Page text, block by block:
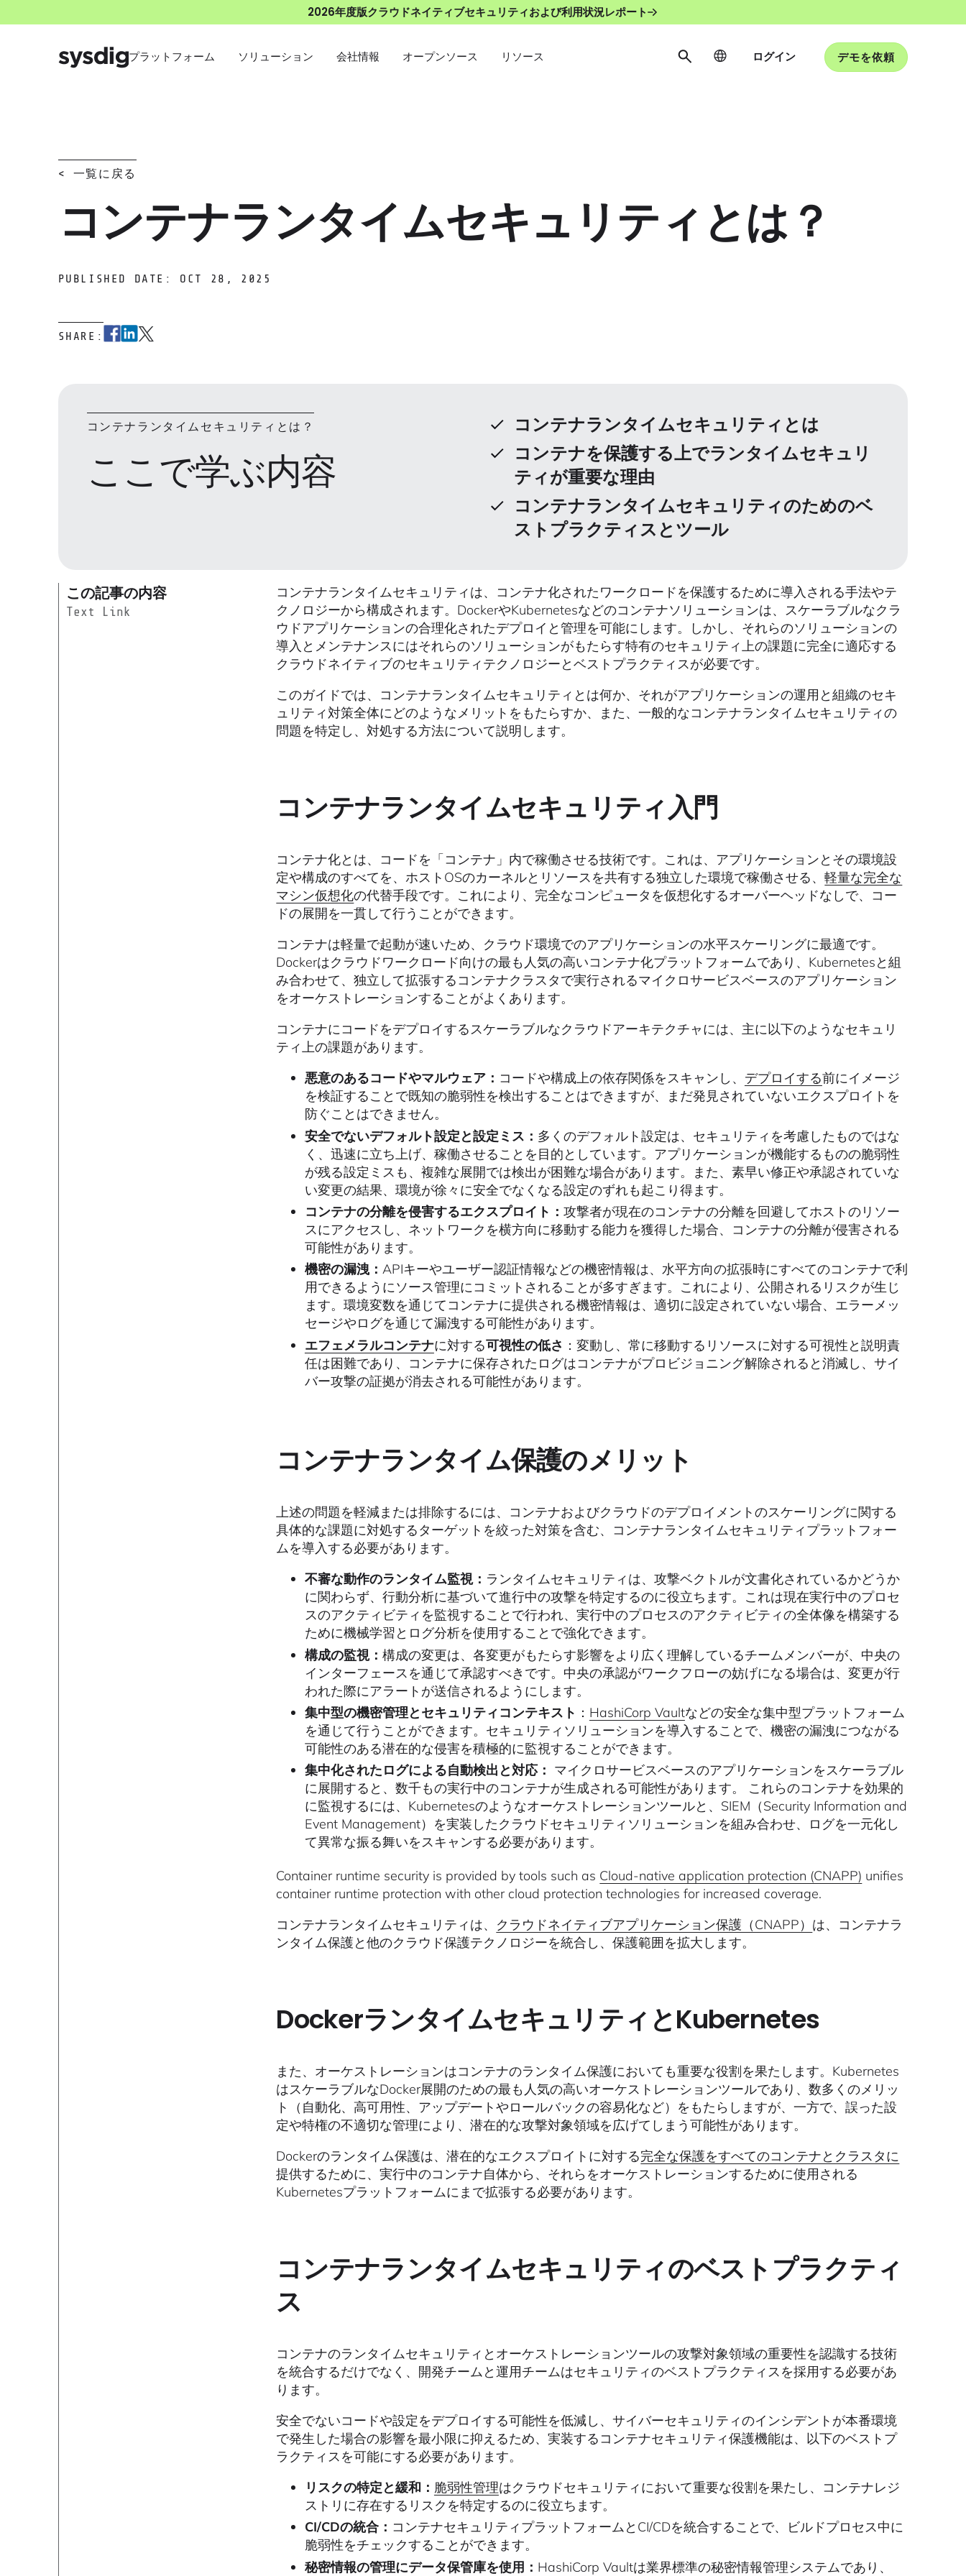
2026年度版クラウドネイティブセキュリティおよび利用状況レポート
プラットフォーム ソリューション 会社情報 オープンソース リソース ログイン デモを依頼
< 一覧に戻る
コンテナランタイムセキュリティとは？
PUBLISHED DATE: OCT 28, 2025
SHARE:
コンテナランタイムセキュリティとは？
ここで学ぶ内容
コンテナランタイムセキュリティとは
コンテナを保護する上でランタイムセキュリ
ティが重要な理由
コンテナランタイムセキュリティのためのベ
ストプラクティスとツール
この記事の内容
Text Link
コンテナランタイムセキュリティは、コンテナ化されたワークロードを保護するために導入される手法やテ
クノロジーから構成されます。DockerやKubernetesなどのコンテナソリューションは、スケーラブルなクラ
ウドアプリケーションの合理化されたデプロイと管理を可能にします。しかし、それらのソリューションの
導入とメンテナンスにはそれらのソリューションがもたらす特有のセキュリティ上の課題に完全に適応する
クラウドネイティブのセキュリティテクノロジーとベストプラクティスが必要です。
このガイドでは、コンテナランタイムセキュリティとは何か、それがアプリケーションの運用と組織のセキ
ュリティ対策全体にどのようなメリットをもたらすか、また、一般的なコンテナランタイムセキュリティの
問題を特定し、対処する方法について説明します。
コンテナランタイムセキュリティ入門
コンテナ化とは、コードを「コンテナ」内で稼働させる技術です。これは、アプリケーションとその環境設
定や構成のすべてを、ホストOSのカーネルとリソースを共有する独立した環境で稼働させる、軽量な完全な
マシン仮想化の代替手段です。これにより、完全なコンピュータを仮想化するオーバーヘッドなしで、コー
ドの展開を一貫して行うことができます。
コンテナは軽量で起動が速いため、クラウド環境でのアプリケーションの水平スケーリングに最適です。
Dockerはクラウドワークロード向けの最も人気の高いコンテナ化プラットフォームであり、Kubernetesと組
み合わせて、独立して拡張するコンテナクラスタで実行されるマイクロサービスベースのアプリケーション
をオーケストレーションすることがよくあります。
コンテナにコードをデプロイするスケーラブルなクラウドアーキテクチャには、主に以下のようなセキュリ
ティ上の課題があります。
悪意のあるコードやマルウェア： コードや構成上の依存関係をスキャンし、 デプロイする前にイメージ
を検証することで既知の脆弱性を検出することはできますが、まだ発見されていないエクスプロイトを
防ぐことはできません。
安全でないデフォルト設定と設定ミス： 多くのデフォルト設定は、セキュリティを考慮したものではな
く、迅速に立ち上げ、稼働させることを目的としています。アプリケーションが機能するものの脆弱性
が残る設定ミスも、複雑な展開では検出が困難な場合があります。また、素早い修正や承認されていな
い変更の結果、環境が徐々に安全でなくなる設定のずれも起こり得ます。
コンテナの分離を侵害するエクスプロイト： 攻撃者が現在のコンテナの分離を回避してホストのリソー
スにアクセスし、ネットワークを横方向に移動する能力を獲得した場合、コンテナの分離が侵害される
可能性があります。
機密の漏洩： APIキーやユーザー認証情報などの機密情報は、水平方向の拡張時にすべてのコンテナで利
用できるようにソース管理にコミットされることが多すぎます。これにより、公開されるリスクが生じ
ます。環境変数を通じてコンテナに提供される機密情報は、適切に設定されていない場合、エラーメッ
セージやログを通じて漏洩する可能性があります。
エフェメラルコンテナに対する可視性の低さ ：変動し、常に移動するリソースに対する可視性と説明責
任は困難であり、コンテナに保存されたログはコンテナがプロビジョニング解除されると消滅し、サイ
バー攻撃の証拠が消去される可能性があります。
コンテナランタイム保護のメリット
上述の問題を軽減または排除するには、コンテナおよびクラウドのデプロイメントのスケーリングに関する
具体的な課題に対処するターゲットを絞った対策を含む、コンテナランタイムセキュリティプラットフォー
ムを導入する必要があります。
不審な動作のランタイム監視： ランタイムセキュリティは、攻撃ベクトルが文書化されているかどうか
に関わらず、行動分析に基づいて進行中の攻撃を特定するのに役立ちます。これは現在実行中のプロセ
スのアクティビティを監視することで行われ、実行中のプロセスのアクティビティの全体像を構築する
ために機械学習とログ分析を使用することで強化できます。
構成の監視： 構成の変更は、各変更がもたらす影響をより広く理解しているチームメンバーが、中央の
インターフェースを通じて承認すべきです。中央の承認がワークフローの妨げになる場合は、変更が行
われた際にアラートが送信されるようにします。
集中型の機密管理とセキュリティコンテキスト ： HashiCorp Vaultなどの安全な集中型プラットフォーム
を通じて行うことができます。セキュリティソリューションを導入することで、機密の漏洩につながる
可能性のある潜在的な侵害を積極的に監視することができます。
集中化されたログによる自動検出と対応： マイクロサービスベースのアプリケーションをスケーラブル
に展開すると、数千もの実行中のコンテナが生成される可能性があります。 これらのコンテナを効果的
に監視するには、Kubernetesのようなオーケストレーションツールと、SIEM（Security Information and
Event Management）を実装したクラウドセキュリティソリューションを組み合わせ、ログを一元化し
て異常な振る舞いをスキャンする必要があります。
Container runtime security is provided by tools such as Cloud-native application protection (CNAPP) unifies
container runtime protection with other cloud protection technologies for increased coverage.
コンテナランタイムセキュリティは、 クラウドネイティブアプリケーション保護（CNAPP） は、コンテナラ
ンタイム保護と他のクラウド保護テクノロジーを統合し、保護範囲を拡大します。
DockerランタイムセキュリティとKubernetes
また、オーケストレーションはコンテナのランタイム保護においても重要な役割を果たします。Kubernetes
はスケーラブルなDocker展開のための最も人気の高いオーケストレーションツールであり、数多くのメリッ
ト（自動化、高可用性、アップデートやロールバックの容易化など）をもたらしますが、一方で、誤った設
定や特権の不適切な管理により、潜在的な攻撃対象領域を広げてしまう可能性があります。
Dockerのランタイム保護は、潜在的なエクスプロイトに対する完全な保護をすべてのコンテナとクラスタに
提供するために、実行中のコンテナ自体から、それらをオーケストレーションするために使用される
Kubernetesプラットフォームにまで拡張する必要があります。
コンテナランタイムセキュリティのベストプラクティ
ス
コンテナのランタイムセキュリティとオーケストレーションツールの攻撃対象領域の重要性を認識する技術
を統合するだけでなく、開発チームと運用チームはセキュリティのベストプラクティスを採用する必要があ
ります。
安全でないコードや設定をデプロイする可能性を低減し、サイバーセキュリティのインシデントが本番環境
で発生した場合の影響を最小限に抑えるため、実装するコンテナセキュリティ保護機能は、以下のベストプ
ラクティスを可能にする必要があります。
リスクの特定と緩和： 脆弱性管理はクラウドセキュリティにおいて重要な役割を果たし、コンテナレジ
ストリに存在するリスクを特定するのに役立ちます。
CI/CDの統合： コンテナセキュリティプラットフォームとCI/CDを統合することで、ビルドプロセス中に
脆弱性をチェックすることができます。
秘密情報の管理にデータ保管庫を使用： HashiCorp Vaultは業界標準の秘密情報管理システムであり、